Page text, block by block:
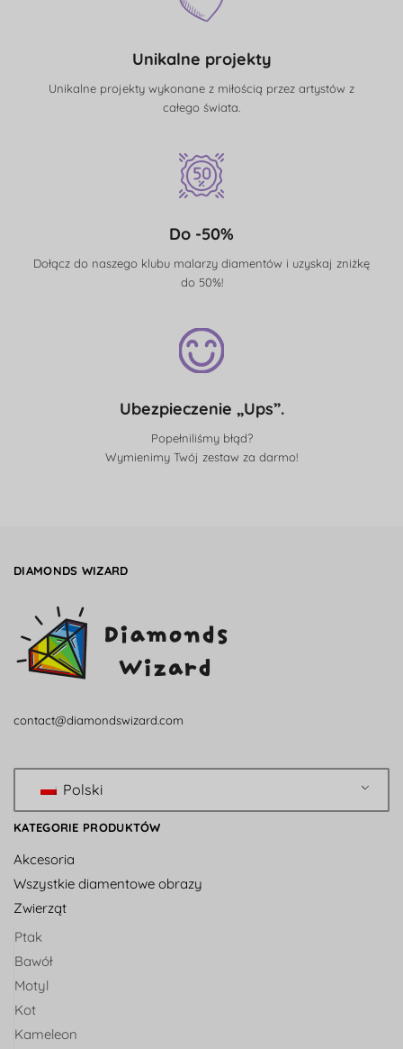
Unikalne projekty
Unikalne projekty wykonane z miłością przez artystów z
całego świata.
Do -50%
Dołącz do naszego klubu malarzy diamentów i uzyskaj zniżkę
do 50%!
Ubezpieczenie „Ups”.
Popełniliśmy błąd?
Wymienimy Twój zestaw za darmo!
DIAMONDS WIZARD
contact@diamondswizard.com
Polski
KATEGORIE PRODUKTÓW
Akcesoria
Wszystkie diamentowe obrazy
Zwierząt
Ptak
Bawół
Motyl
Kot
Kameleon